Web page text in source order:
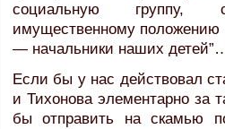
социальную группу,
имущественному положению
— начальники наших
Если бы у нас действовал
и Тихонова элементарно за
бы отправить на скамью